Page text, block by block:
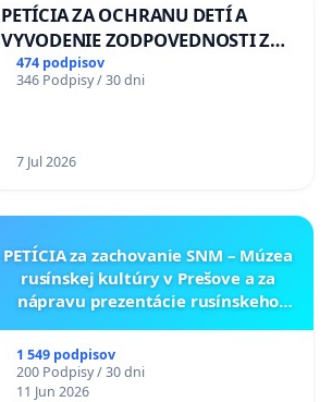
PETÍCIA ZA OCHRANU DETÍ A
VYVODENIE ZODPOVEDNOSTI ZA
DLHOROČNÚ NEČINNOSŤ A
ZLYHANIE ŠTÁTU
474 podpisov
346 Podpisy / 30 dni
7 Jul 2026
PETÍCIA za zachovanie SNM – Múzea
rusínskej kultúry v Prešove a za
nápravu prezentácie rusínskeho
Múzeu ukrajinskej kultúry vo
Svidníku
1 549 podpisov
200 Podpisy / 30 dni
11 Jun 2026